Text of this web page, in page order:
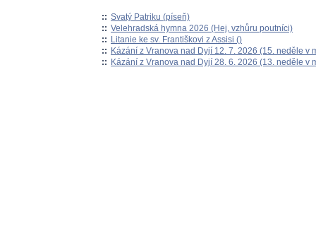
:: Svatý Patriku (píseň)
:: Velehradská hymna 2026 (Hej, vzhůru poutníci)
:: Litanie ke sv. Františkovi z Assisi ()
:: Kázání z Vranova nad Dyjí 12. 7. 2026 (15. neděle v
:: Kázání z Vranova nad Dyjí 28. 6. 2026 (13. neděle v